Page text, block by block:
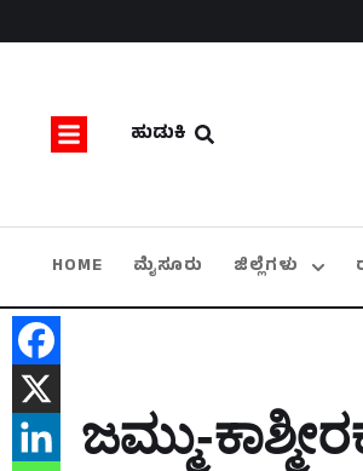
ಹುಡುಕಿ
HOME ಮೈಸೂರು ಜಿಲ್ಲೆಗಳು
ಜಮ್ಮು-